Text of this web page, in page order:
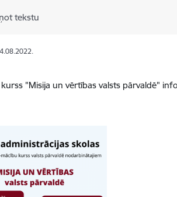
tekstu
"Misija un vērtības valsts pārvaldē"